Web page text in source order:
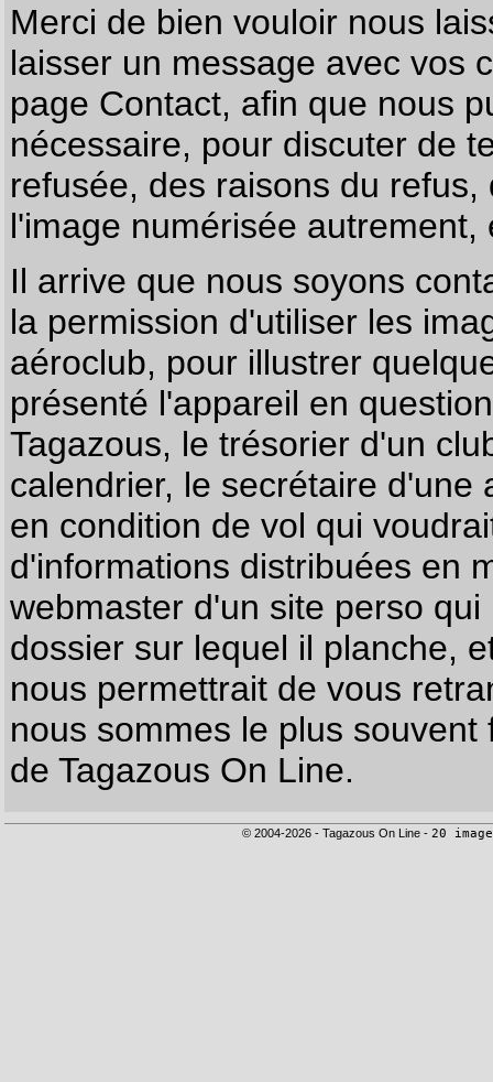
Merci de bien vouloir nous
laisser un message avec vos
page Contact, afin que nous
nécessaire, pour discuter de
refusée, des raisons du
l'image numérisée autrement,
Il arrive que nous soyons
la permission d'utiliser les
aéroclub, pour illustrer
présenté l'appareil en
Tagazous, le trésorier d'un
calendrier, le secrétaire
en condition de vol qui
d'informations distribuées en
webmaster d'un site perso
dossier sur lequel il planche,
nous permettrait de vous
nous sommes le plus
de Tagazous On Line.
© 2004-2026 - Tagazous On Line - 20